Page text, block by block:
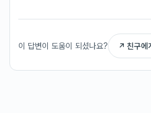
이 답변이 도움이 되셨나요? ↗ 친구에